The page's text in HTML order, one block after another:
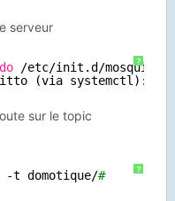
serveur
?
/etc/init .d/mosquitto
(via systemctl):
sur le topic
?
-t domotique/#